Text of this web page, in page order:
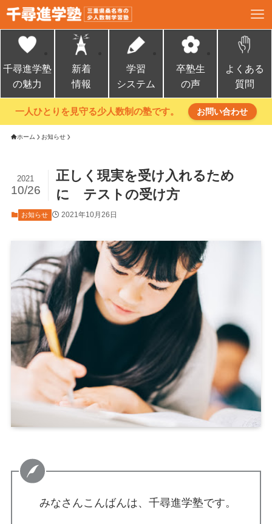
千尋進学塾
の魅力
新着
情報
学習
システム
卒塾生
の声
よくある
質問
一人ひとりを見守る少人数制の塾です。 お問い合わせ
ホーム お知らせ
正しく現実を受け入れるため
に テストの受け方
2021
10/26
お知らせ 2021年10月26日
みなさんこんばんは、千尋進学塾です。